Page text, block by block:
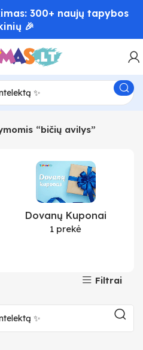
“bičių avilys”
Dovanų Kuponai
1 prekė
Filtrai
300+ naujų tapybos
🎉